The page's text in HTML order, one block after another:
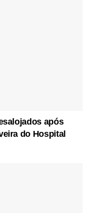
após
do Hospital